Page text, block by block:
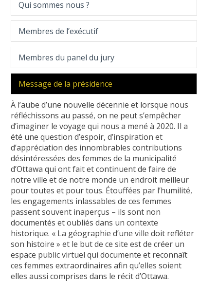
Qui sommes nous ?
Membres de l’exécutif
Membres du panel du jury
Message de la présidence
À l’aube d’une nouvelle décennie et lorsque nous
réfléchissons au passé, on ne peut s’empêcher
d’imaginer le voyage qui nous a mené à 2020. Il a
été une question d’espoir, d’inspiration et
d’appréciation des innombrables contributions
désintéressées des femmes de la municipalité
d’Ottawa qui ont fait et continuent de faire de
notre ville et de notre monde un endroit meilleur
pour toutes et pour tous. Étouffées par l’humilité,
les engagements inlassables de ces femmes
passent souvent inaperçus – ils sont non
documentés et oubliés dans un contexte
historique. « La géographie d’une ville doit refléter
son histoire » et le but de ce site est de créer un
espace public virtuel qui documente et reconnaît
ces femmes extraordinaires afin qu’elles soient
elles aussi comprises dans le récit d’Ottawa.